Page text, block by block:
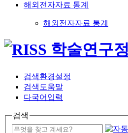
해외전자자료 통계
해외전자자료 통계
검색환경설정
검색도움말
다국어입력
검색